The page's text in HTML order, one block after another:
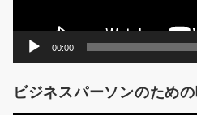
00:00
ビジネスパーソンのため